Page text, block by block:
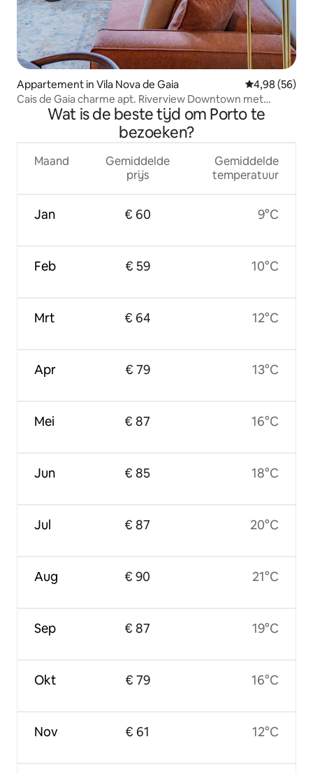
Appartement in Vila Nova de Gaia Gemiddelde
4,98 (56)
Cais de Gaia charme apt. Riverview Downtown met
airconditioning
Wat is de beste tijd om Porto te
bezoeken?
Maand
Jan
Feb
Mrt
Apr
Mei
Jun
Jul
Aug
Sep
Okt
Nov
Gemiddelde
prijs
€ 60
€ 59
€ 64
€ 79
€ 87
€ 85
€ 87
€ 90
€ 87
€ 79
€ 61
Gemiddelde
temperatuur
9°C
10°C
12°C
13°C
16°C
18°C
20°C
21°C
19°C
16°C
12°C